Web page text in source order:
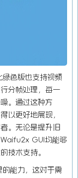
色版也支持视频
分帧处理，每一
。通过这种方
以更好地展现，
。无论是提升旧
GUI均能够
技术支持。
能力，这对于需